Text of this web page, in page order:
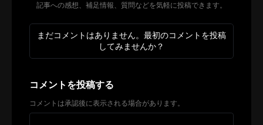
記事への感想、補足情報、質問などを気軽に投稿できます。
まだコメントはありません。最初のコメントを投稿
してみませんか？
コメントを投稿する
コメントは承認後に表示される場合があります。